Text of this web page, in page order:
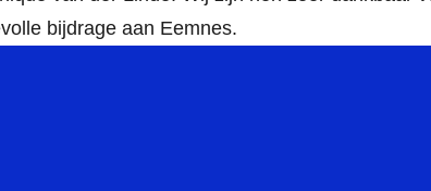
bijdrage aan Eemnes.